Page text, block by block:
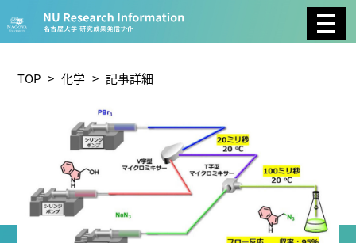
CATEGORY
環境学
農学 化学
工学 情報学 数物系科学
人文学
TOP >化学 > 記事詳細